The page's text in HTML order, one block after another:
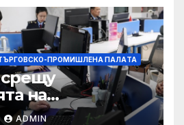
ПРОМИШЛЕНА ПАЛAТА
на
ADMIN